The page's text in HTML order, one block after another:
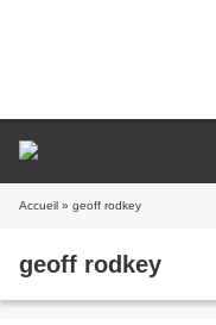
Accueil » geoff rodkey
geoff rodkey